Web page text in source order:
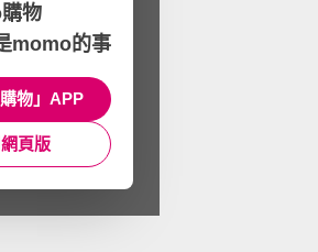
物
momo的事
物」APP
頁版